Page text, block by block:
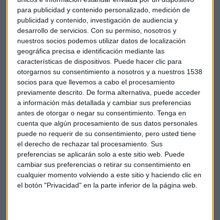
para publicidad y contenido personalizado, medición de
publicidad y contenido, investigación de audiencia y
desarrollo de servicios. Con su permiso, nosotros y
nuestros socios podemos utilizar datos de localización
geográfica precisa e identificación mediante las
características de dispositivos. Puede hacer clic para
otorgarnos su consentimiento a nosotros y a nuestros 1538
socios para que llevemos a cabo el procesamiento
previamente descrito. De forma alternativa, puede acceder
a información más detallada y cambiar sus preferencias
antes de otorgar o negar su consentimiento. Tenga en
cuenta que algún procesamiento de sus datos personales
puede no requerir de su consentimiento, pero usted tiene
el derecho de rechazar tal procesamiento. Sus
preferencias se aplicarán solo a este sitio web. Puede
cambiar sus preferencias o retirar su consentimiento en
cualquier momento volviendo a este sitio y haciendo clic en
el botón "Privacidad" en la parte inferior de la página web.
La cifra total de negocio de ACS creció un 6% entre los
pasados meses de enero y marzo, hasta sumar 8.570
millones de euros, gracias a dicha actividad en el exterior, a
la devaluación del euro y la consolidación de la filial de
servicios Clece. El beneficio bruto de explotación (Ebitda),
de su lado, se situó en 643 millones de euros, lo que arroja
una progresión del 9,4%.
En el capítulo financiero, al cierre del pasado mes de marzo
la compañía soportaba un endeudamiento financiero neto
de 3.827 millones de euros, importe que supone un recorte
del 16,4 % derivado de la estrategia de rotación de activos y
reestructuración de pasivo que lleva a cabo el grupo.